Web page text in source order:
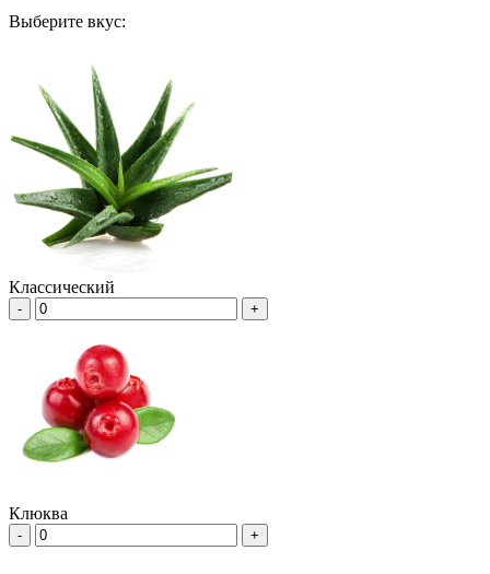
Выберите вкус:
Классический
- +
Клюква
- +